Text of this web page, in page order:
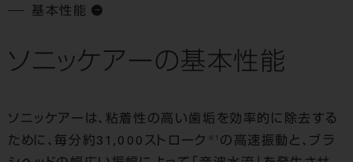
基本性能
ソニッケアーの基本性能
ソニッケアーは、粘着性の高い歯垢を効率的に除去する
ために、毎分約31,000ストローク
の高速振動と、ブラ